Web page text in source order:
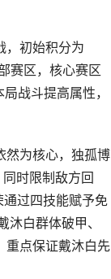
，初始积分为
赛区，核心赛区
战斗提高属性，
然为核心，独孤博
时限制敌方回
过四技能赋予免
白群体破甲、
重点保证戴沐白先